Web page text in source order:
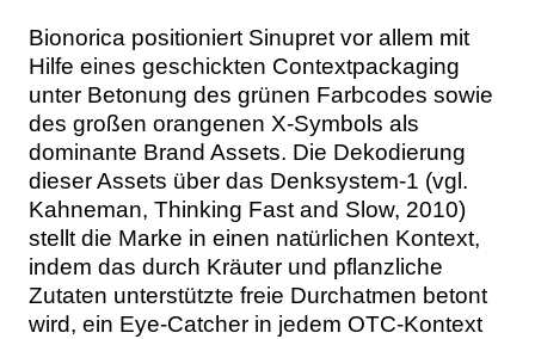
Bionorica positioniert Sinupret vor allem mit
Hilfe eines geschickten Contextpackaging
unter Betonung des grünen Farbcodes sowie
des großen orangenen X-Symbols als
dominante Brand Assets. Die Dekodierung
dieser Assets über das Denksystem-1 (vgl.
Kahneman, Thinking Fast and Slow, 2010)
stellt die Marke in einen natürlichen Kontext,
indem das durch Kräuter und pflanzliche
Zutaten unterstützte freie Durchatmen betont
wird, ein Eye-Catcher in jedem OTC-Kontext